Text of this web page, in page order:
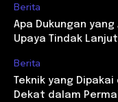
Berita
Apa Dukungan
Upaya Tindak
Berita
Teknik yang
Dekat dalam